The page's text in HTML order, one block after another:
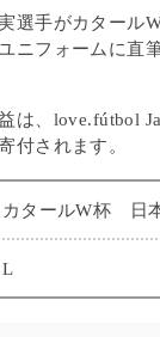
選手がカタール
ニフォームに直
、 love.fútbol
付されます。
カタールW杯 日
L